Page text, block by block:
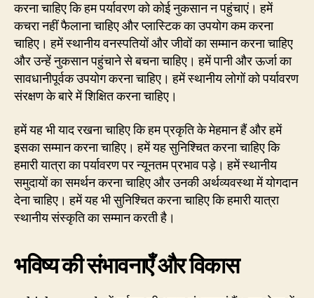
करना चाहिए कि हम पर्यावरण को कोई नुकसान न पहुंचाएं। हमें
कचरा नहीं फैलाना चाहिए और प्लास्टिक का उपयोग कम करना
चाहिए। हमें स्थानीय वनस्पतियों और जीवों का सम्मान करना चाहिए
और उन्हें नुकसान पहुंचाने से बचना चाहिए। हमें पानी और ऊर्जा का
सावधानीपूर्वक उपयोग करना चाहिए। हमें स्थानीय लोगों को पर्यावरण
संरक्षण के बारे में शिक्षित करना चाहिए।
हमें यह भी याद रखना चाहिए कि हम प्रकृति के मेहमान हैं और हमें
इसका सम्मान करना चाहिए। हमें यह सुनिश्चित करना चाहिए कि
हमारी यात्रा का पर्यावरण पर न्यूनतम प्रभाव पड़े। हमें स्थानीय
समुदायों का समर्थन करना चाहिए और उनकी अर्थव्यवस्था में योगदान
देना चाहिए। हमें यह भी सुनिश्चित करना चाहिए कि हमारी यात्रा
स्थानीय संस्कृति का सम्मान करती है।
भविष्य की संभावनाएँ और विकास